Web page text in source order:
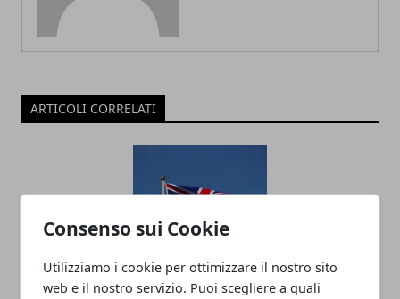
Consenso sui Cookie
Utilizziamo i cookie per ottimizzare il nostro sito
web e il nostro servizio. Puoi scegliere a quali
ARTICOLI CORRELATI